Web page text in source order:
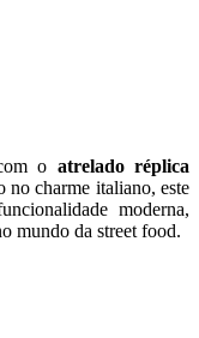
o atrelado réplica
no charme italiano, este
moderna,
mundo da street food.